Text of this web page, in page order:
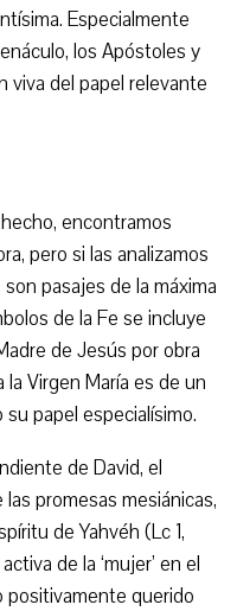
Especialmente
los Apóstoles y
viva del papel relevante
encontramos
pero si las analizamos
pasajes de la máxima
de la Fe se incluye
de Jesús por obra
Virgen María es de un
papel especialísimo.
de David, el
promesas mesiánicas,
de Yahvéh (Lc 1,
de la ‘mujer’ en el
positivamente querido